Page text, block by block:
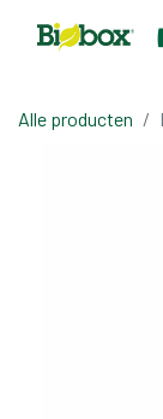
Alle producten